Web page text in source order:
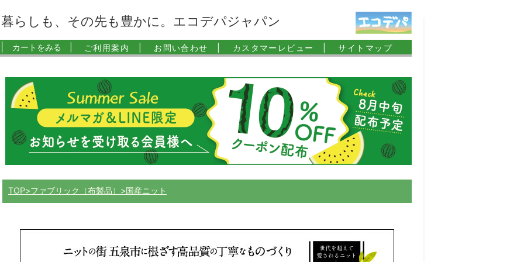
暮らしも、その先も豊かに。エコデパジャパン
カートをみる | ご利用案内 | お問い合わせ | カスタマーレビュー | サイトマップ
TOP ファブリック（布製品） 国産ニット